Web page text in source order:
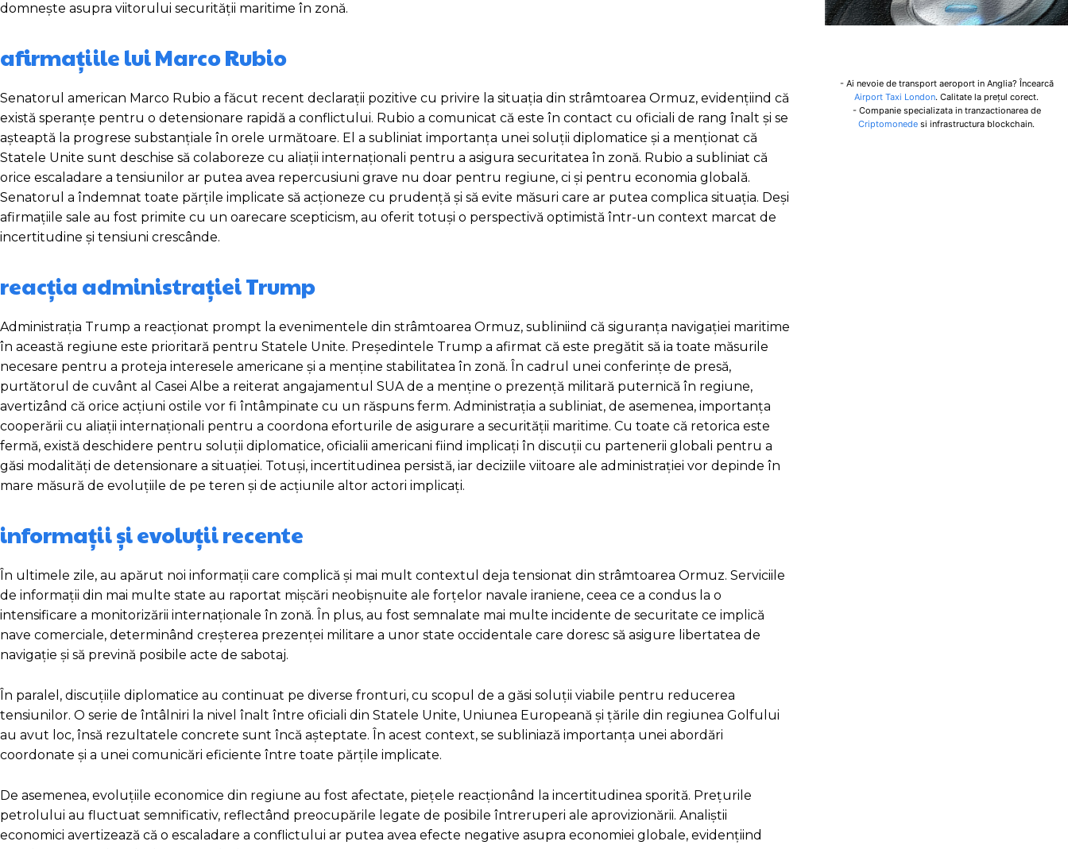
domnește asupra viitorului securității maritime în zonă.
afirmațiile lui Marco Rubio
Senatorul american Marco Rubio a făcut recent declarații pozitive cu privire la situația din strâmtoarea Ormuz, evidențiind că
există speranțe pentru o detensionare rapidă a conflictului. Rubio a comunicat că este în contact cu oficiali de rang înalt și se
așteaptă la progrese substanțiale în orele următoare. El a subliniat importanța unei soluții diplomatice și a menționat că
Statele Unite sunt deschise să colaboreze cu aliații internaționali pentru a asigura securitatea în zonă. Rubio a subliniat că
orice escaladare a tensiunilor ar putea avea repercusiuni grave nu doar pentru regiune, ci și pentru economia globală.
Senatorul a îndemnat toate părțile implicate să acționeze cu prudență și să evite măsuri care ar putea complica situația. Deși
afirmațiile sale au fost primite cu un oarecare scepticism, au oferit totuși o perspectivă optimistă într-un context marcat de
incertitudine și tensiuni crescânde.
reacția administrației Trump
Administrația Trump a reacționat prompt la evenimentele din strâmtoarea Ormuz, subliniind că siguranța navigației maritime
în această regiune este prioritară pentru Statele Unite. Președintele Trump a afirmat că este pregătit să ia toate măsurile
necesare pentru a proteja interesele americane și a menține stabilitatea în zonă. În cadrul unei conferințe de presă,
purtătorul de cuvânt al Casei Albe a reiterat angajamentul SUA de a menține o prezență militară puternică în regiune,
avertizând că orice acțiuni ostile vor fi întâmpinate cu un răspuns ferm. Administrația a subliniat, de asemenea, importanța
cooperării cu aliații internaționali pentru a coordona eforturile de asigurare a securității maritime. Cu toate că retorica este
fermă, există deschidere pentru soluții diplomatice, oficialii americani fiind implicați în discuții cu partenerii globali pentru a
găsi modalități de detensionare a situației. Totuși, incertitudinea persistă, iar deciziile viitoare ale administrației vor depinde în
mare măsură de evoluțiile de pe teren și de acțiunile altor actori implicați.
informații și evoluții recente
În ultimele zile, au apărut noi informații care complică și mai mult contextul deja tensionat din strâmtoarea Ormuz. Serviciile
de informații din mai multe state au raportat mișcări neobișnuite ale forțelor navale iraniene, ceea ce a condus la o
intensificare a monitorizării internaționale în zonă. În plus, au fost semnalate mai multe incidente de securitate ce implică
nave comerciale, determinând creșterea prezenței militare a unor state occidentale care doresc să asigure libertatea de
navigație și să prevină posibile acte de sabotaj.
În paralel, discuțiile diplomatice au continuat pe diverse fronturi, cu scopul de a găsi soluții viabile pentru reducerea
tensiunilor. O serie de întâlniri la nivel înalt între oficiali din Statele Unite, Uniunea Europeană și țările din regiunea Golfului
au avut loc, însă rezultatele concrete sunt încă așteptate. În acest context, se subliniază importanța unei abordări
coordonate și a unei comunicări eficiente între toate părțile implicate.
De asemenea, evoluțiile economice din regiune au fost afectate, piețele reacționând la incertitudinea sporită. Prețurile
petrolului au fluctuat semnificativ, reflectând preocupările legate de posibile întreruperi ale aprovizionării. Analiștii
economici avertizează că o escaladare a conflictului ar putea avea efecte negative asupra economiei globale, evidențiind
- Ai nevoie de transport aeroport in Anglia? Încearcă
Airport Taxi London. Calitate la prețul corect.
- Companie specializata in tranzactionarea de
Criptomonede si infrastructura blockchain.